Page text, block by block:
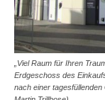
„Viel Raum für Ihren
Erdgeschoss des
nach einer